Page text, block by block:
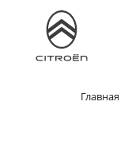
Главная